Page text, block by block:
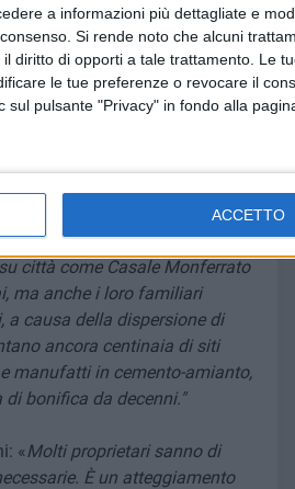
a informazioni più dettagliate e
Si rende noto che alcuni
diritto di opporti a tale trattamento. Le
le tue preferenze o revocare il
pulsante "Privacy" in fondo alla
ACCETTO
ribadito la gravità della
associativi -la questione
la denuncia è di una chiara
ci sono, il Piano Regionale
disapplicato.
a essere espost
industriali della BAT, molti
senza che siano state
città come Casale Monferrato
ma anche i loro familiari
causa della dispersione di
ancora centinaia di siti
manufatti in cemento-amianto,
di bonifica da decenni."
«Molti proprietari sanno di
È un atteggiamento